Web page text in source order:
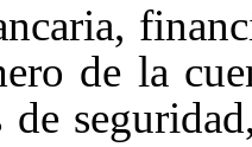
de la